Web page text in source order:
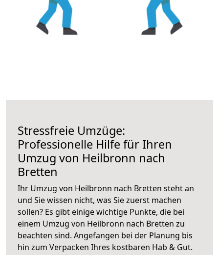
Stressfreie Umzüge:
Professionelle Hilfe für Ihren
Umzug von Heilbronn nach
Bretten
Ihr Umzug von Heilbronn nach Bretten steht an
und Sie wissen nicht, was Sie zuerst machen
sollen? Es gibt einige wichtige Punkte, die bei
einem Umzug von Heilbronn nach Bretten zu
beachten sind. Angefangen bei der Planung bis
hin zum Verpacken Ihres kostbaren Hab & Gut.